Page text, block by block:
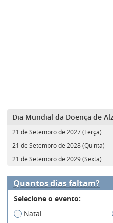
Dia Mundial da Doença de
21 de Setembro de 2027 (Terça)
21 de Setembro de 2028 (Quinta)
21 de Setembro de 2029 (Sexta)
Quantos dias faltam?
Selecione o evento:
Natal